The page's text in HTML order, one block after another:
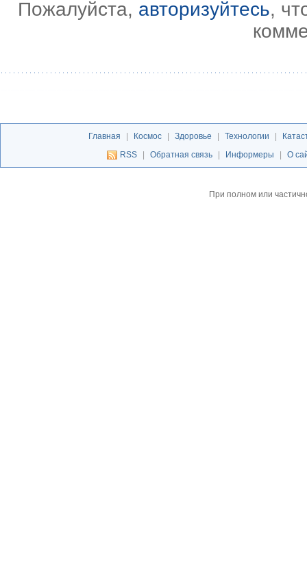
Пожалуйста, авторизуйтесь,
Главная Космос Здоровье Технологии
RSS
Обратная связь Информеры О
При полном или